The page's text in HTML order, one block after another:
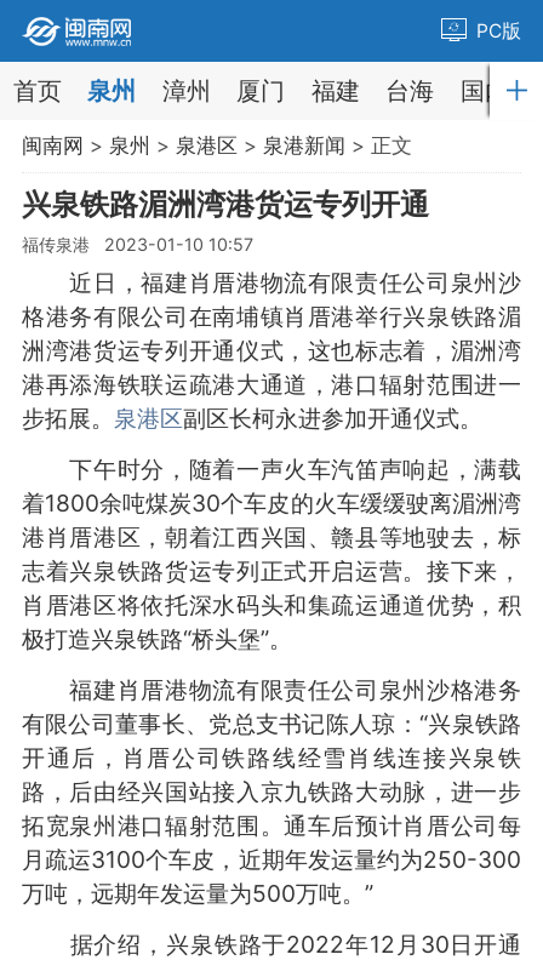
PC版
首页 泉州 漳州 厦门 福建 台海 国内
闽南网 > 泉州 > 泉港区 > 泉港新闻 > 正文
兴泉铁路湄洲湾港货运专列开通
福传泉港 2023-01-10 10:57
近日，福建肖厝港物流有限责任公司泉州沙
格港务有限公司在南埔镇肖厝港举行兴泉铁路湄
洲湾港货运专列开通仪式，这也标志着，湄洲湾
港再添海铁联运疏港大通道，港口辐射范围进一
步拓展。 泉港区副区长柯永进参加开通仪式。
下午时分，随着一声火车汽笛声响起，满载
着1800余吨煤炭30个车皮的火车缓缓驶离湄洲湾
港肖厝港区，朝着江西兴国、赣县等地驶去，标
志着兴泉铁路货运专列正式开启运营。接下来，
肖厝港区将依托深水码头和集疏运通道优势，积
极打造兴泉铁路“桥头堡”。
福建肖厝港物流有限责任公司泉州沙格港务
有限公司董事长、党总支书记陈人琼：“兴泉铁路
开通后，肖厝公司铁路线经雪肖线连接兴泉铁
路，后由经兴国站接入京九铁路大动脉，进一步
拓宽泉州港口辐射范围。通车后预计肖厝公司每
月疏运3100个车皮，近期年发运量约为250-300
万吨，远期年发运量为500万吨。”
据介绍，兴泉铁路于2022年12月30日开通